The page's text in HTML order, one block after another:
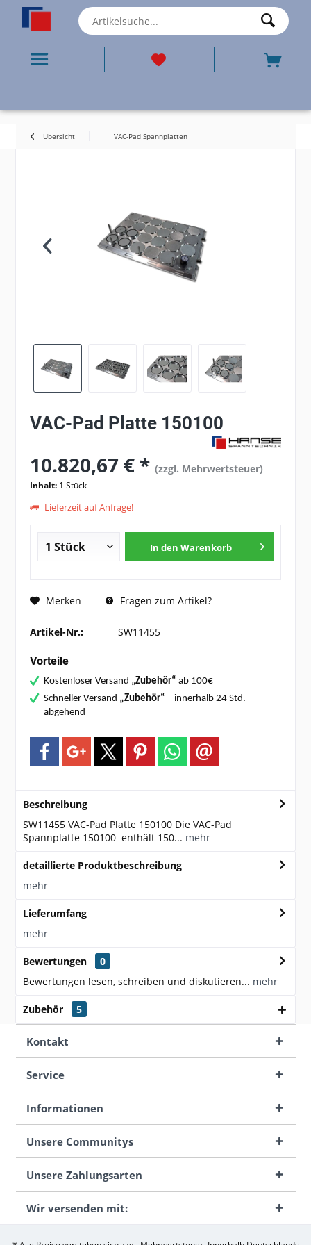
Übersicht VAC-Pad Spannplatten
VAC-Pad Platte 150100
10.820,67 € *(zzgl. Mehrwertsteuer)
Inhalt: 1 Stück
Lieferzeit auf Anfrage!
In den Warenkorb
Merken Fragen zum Artikel?
Artikel-Nr.: SW11455
Vorteile
Kostenloser Versand „Zubehör“ ab 100€
Schneller Versand „Zubehör“ – innerhalb 24 Std.
abgehend
Beschreibung
SW11455 VAC-Pad Platte 150100 Die VAC-Pad
Spannplatte 150100 enthält 150... mehr
detaillierte Produktbeschreibung
mehr
Lieferumfang
mehr
Bewertungen
0
Bewertungen lesen, schreiben und diskutieren... mehr
Zubehör 5
Kontakt
Service
Informationen
Unsere Communitys
Unsere Zahlungsarten
Wir versenden mit: